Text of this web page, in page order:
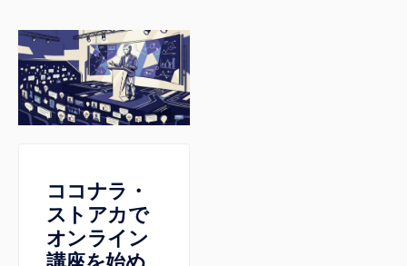
ココナラ・
ストアカで
オンライン